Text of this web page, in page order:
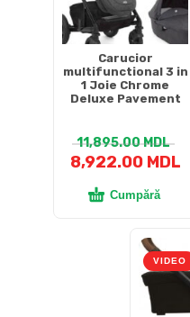
Carucior
multifunctional 3 in
1 Joie Chrome
Deluxe Pavement
11,895.00MDL
8,922.00 MDL
Cumpără
VIDEO